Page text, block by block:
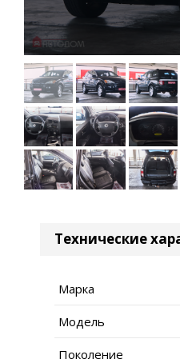
Технические
Марка
Модель
Поколение